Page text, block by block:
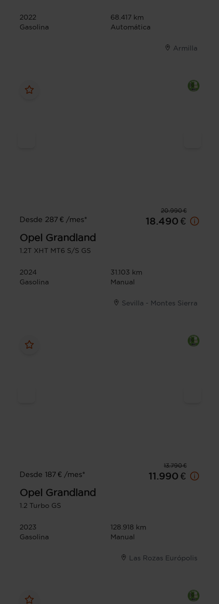
2022
68.417 km
Gasolina
Automática
Armilla
20.990 €
Desde 287 € /mes*
18.490 €
Opel Grandland
1.2T XHT MT6 S/S GS
2024
31.103 km
Gasolina
Manual
Sevilla - Montes Sierra
13.790 €
Desde 187 € /mes*
11.990 €
Opel Grandland
1.2 Turbo GS
2023
128.918 km
Gasolina
Manual
Las Rozas Európolis